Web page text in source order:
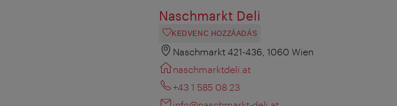
Naschmarkt Deli
KEDVENC HOZZÁADÁS
Naschmarkt 421-436, 1060 Wien
naschmarktdeli.at
+43 1 585 08 23